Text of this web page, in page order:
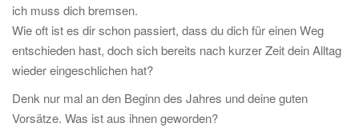
ich muss dich bremsen.
Wie oft ist es dir schon passiert, dass du dich für einen Weg
entschieden hast, doch sich bereits nach kurzer Zeit dein Alltag
wieder eingeschlichen hat?
Denk nur mal an den Beginn des Jahres und deine guten
Vorsätze. Was ist aus ihnen geworden?